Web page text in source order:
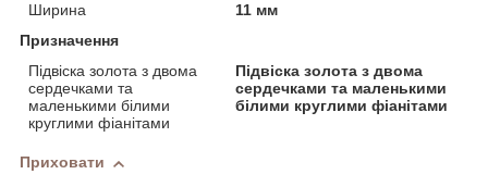
Ширина
11 мм
Призначення
Підвіска золота з двома
сердечками та
маленькими білими
круглими фіанітами
Підвіска золота з двома
сердечками та маленькими
білими круглими фіанітами
Приховати